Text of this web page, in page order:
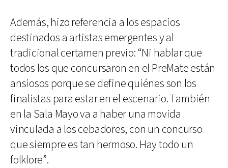
Además, hizo referencia a los espacios
destinados a artistas emergentes y al
tradicional certamen previo: “Ni hablar que
todos los que concursaron en el PreMate están
ansiosos porque se define quiénes son los
finalistas para estar en el escenario. También
en la Sala Mayo va a haber una movida
vinculada a los cebadores, con un concurso
que siempre es tan hermoso. Hay todo un
folklore”.